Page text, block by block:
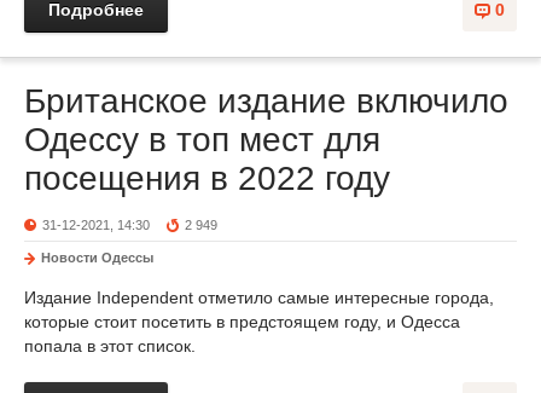
0
Подробнее
Британское издание включило
Одессу в топ мест для
посещения в 2022 году
31-12-2021, 14:30 2 949
Новости Одессы
Издание Independent отметило самые интересные города,
которые стоит посетить в предстоящем году, и Одесса
попала в этот список.